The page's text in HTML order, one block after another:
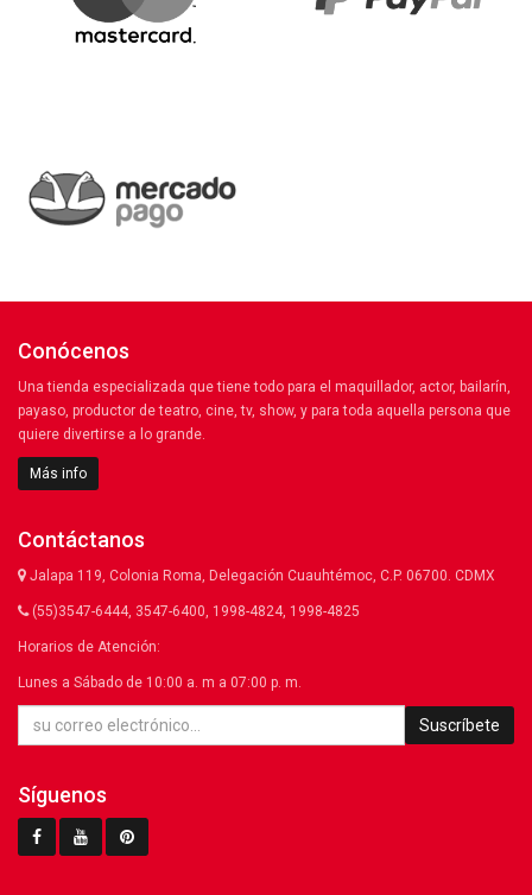
Conócenos
Una tienda especializada que tiene todo para el maquillador, actor, bailarín,
payaso, productor de teatro, cine, tv, show, y para toda aquella persona que
quiere divertirse a lo grande.
Más info
Contáctanos
Jalapa 119, Colonia Roma, Delegación Cuauhtémoc, C.P. 06700. CDMX
(55)3547-6444, 3547-6400, 1998-4824, 1998-4825
Horarios de Atención:
Lunes a Sábado de 10:00 a. m a 07:00 p. m.
Suscríbete
Síguenos